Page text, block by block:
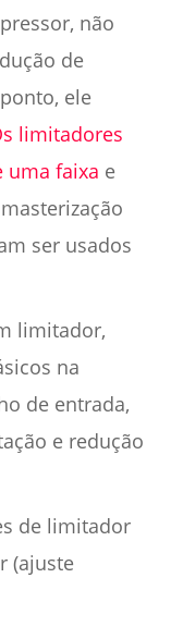
não
de
ele
limitadores
uma faixa e
ser usados
limitador,
na
de entrada,
e redução
de limitador
(ajuste